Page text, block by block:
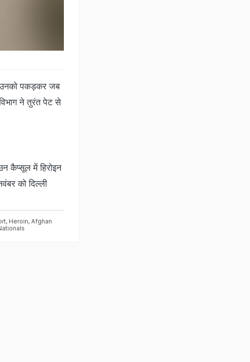
उनको पकड़कर जब
ने तुरंत पेट से
कैप्सूल में हिरोइन
को दिल्ली
, Heroin, Afghan